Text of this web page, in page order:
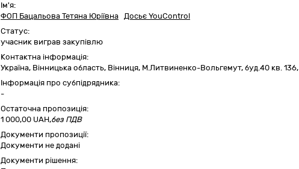
Ім'я:
ФОП Бацальова Тетяна Юріївна Досьє YouControl
Статус:
учасник виграв закупівлю
Контактна інформація:
Україна, Вінницька область, Вінниця, М.Литвиненко-Вольгемут, буд.40 кв. 136,
Інформація про субпідрядника:
-
Остаточна пропозиція:
1 000,00 UAH,без ПДВ
Документи пропозиції:
Документи не додані
Документи рішення: